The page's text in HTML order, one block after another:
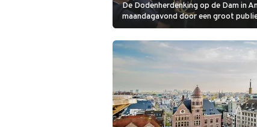
De Dodenherdenking op de Dam in
maandagavond door een groot
nationale herdenking op NPO 1 trok